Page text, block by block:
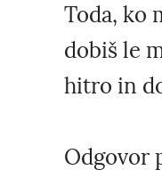
Toda, ko
dobiš le
hitro in
Odgovor